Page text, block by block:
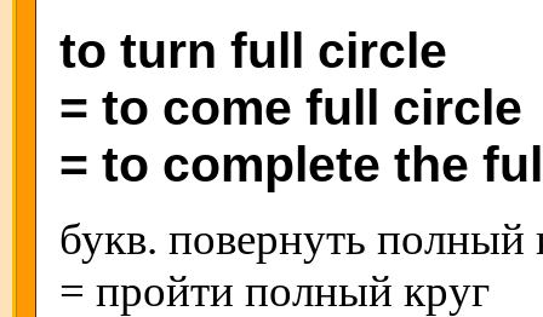
to turn full circle
= to come full circle
= to complete the
букв. повернуть полный
= пройти полный круг